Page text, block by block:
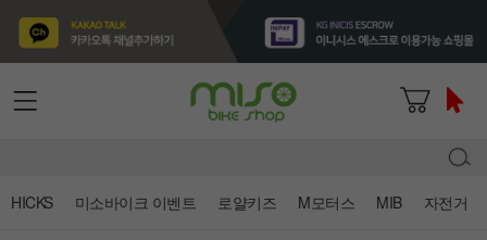
HICKS 미소바이크 이벤트 로얄키즈 M모터스 MIB 자전거